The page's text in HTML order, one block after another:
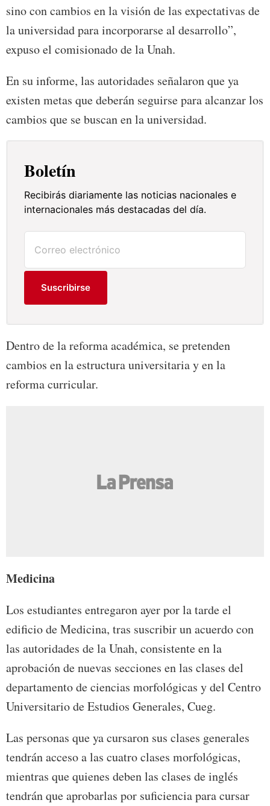
sino con cambios en la visión de las expectativas de
la universidad para incorporarse al desarrollo”,
expuso el comisionado de la Unah.
En su informe, las autoridades señalaron que ya
existen metas que deberán seguirse para alcanzar los
cambios que se buscan en la universidad.
Boletín
Recibirás diariamente las noticias nacionales e
internacionales más destacadas del día.
Suscribirse
Dentro de la reforma académica, se pretenden
cambios en la estructura universitaria y en la
reforma curricular.
Medicina
Los estudiantes entregaron ayer por la tarde el
edificio de Medicina, tras suscribir un acuerdo con
las autoridades de la Unah, consistente en la
aprobación de nuevas secciones en las clases del
departamento de ciencias morfológicas y del Centro
Universitario de Estudios Generales, Cueg.
Las personas que ya cursaron sus clases generales
tendrán acceso a las cuatro clases morfológicas,
mientras que quienes deben las clases de inglés
tendrán que aprobarlas por suficiencia para cursar